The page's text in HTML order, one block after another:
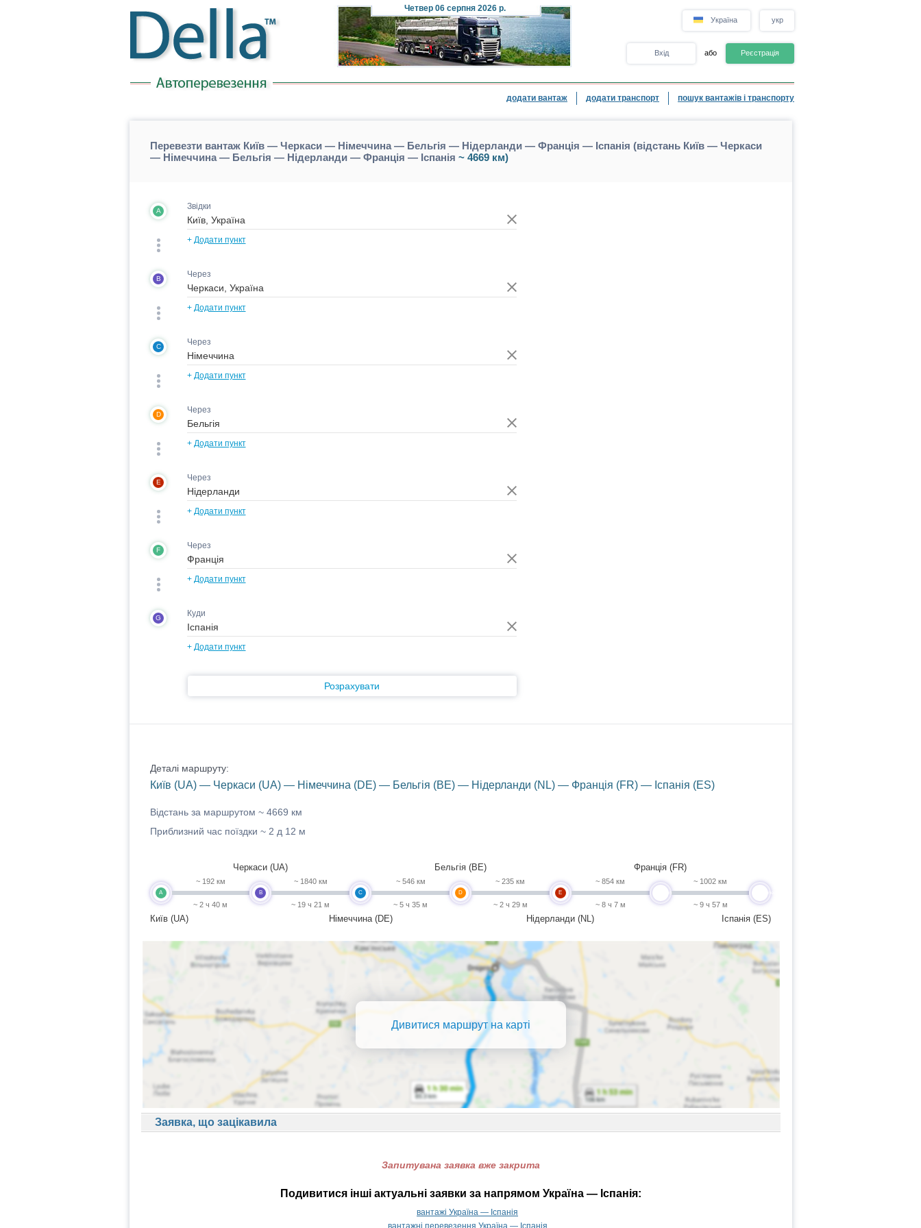
Четвер 06 серпня 2026 р.
Україна укр
Вхід або Реєстрація
додати вантаж додати транспорт пошук вантажів і транспорту
Перевезти вантаж Київ — Черкаси — Німеччина — Бельгія — Нідерланди — Франція — Іспанія (відстань Київ — Черкаси
— Німеччина — Бельгія — Нідерланди — Франція — Іспанія ~ 4669 км)
A Звідки
+ Додати пункт
B Через
+ Додати пункт
C Через
+ Додати пункт
D Через
+ Додати пункт
E Через
+ Додати пункт
F Через
+ Додати пункт
G Куди
+ Додати пункт
Розрахувати
Деталі маршруту:
Київ (UA) — Черкаси (UA) — Німеччина (DE) — Бельгія (BE) — Нідерланди (NL) — Франція (FR) — Іспанія (ES)
Відстань за маршрутом ~ 4669 км
Приблизний час поїздки ~ 2 д 12 м
A
Київ (UA)
~ 192 км
~ 2 ч 40 м
B
Черкаси (UA)
~ 1840 км
~ 19 ч 21 м
C
Німеччина (DE)
~ 546 км
~ 5 ч 35 м
D
Бельгія (BE)
~ 235 км
~ 2 ч 29 м
E
Нідерланди (NL)
~ 854 км
~ 8 ч 7 м
undefined
Франція (FR)
~ 1002 км
~ 9 ч 57 м
Іспанія (ES)
Дивитися маршрут на карті
Заявка, що зацікавила
Запитувана заявка вже закрита
Подивитися інші актуальні заявки за напрямом Україна — Іспанія:
вантажі Україна — Іспанія
вантажні перевезення Україна — Іспанія